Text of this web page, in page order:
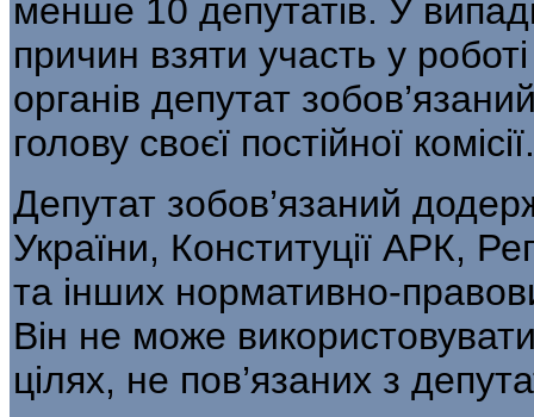
менше 10 депутатів. У
причин взяти участь у
органів депутат
голову своєї постійної комісії.
Депутат зобов’язаний
України, Конституції АРК,
та інших нормативно-
Він не може
цілях, не пов’язаних з